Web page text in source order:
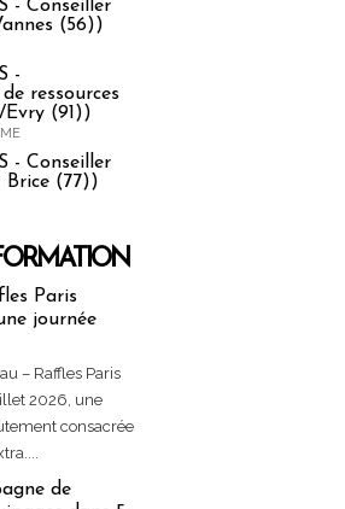
- Conseiller
(56))
-
ressources
(91))
- Conseiller
Brice (77))
Paris
journée
– Raffles Paris
2026, une
consacrée
de